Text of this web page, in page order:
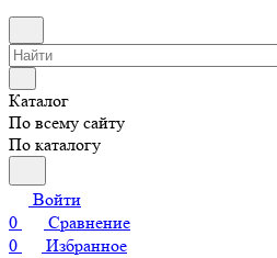
Каталог
По всему сайту
По каталогу
Войти
0
Сравнение
0
Избранное